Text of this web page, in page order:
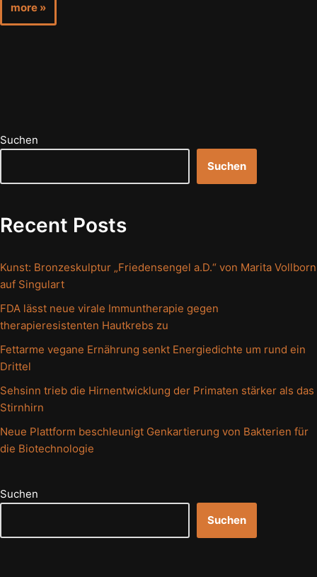
more »
Suchen
Suchen
Recent Posts
Kunst: Bronzeskulptur „Friedensengel a.D.“ von Marita Vollborn
auf Singulart
FDA lässt neue virale Immuntherapie gegen
therapieresistenten Hautkrebs zu
Fettarme vegane Ernährung senkt Energiedichte um rund ein
Drittel
Sehsinn trieb die Hirnentwicklung der Primaten stärker als das
Stirnhirn
Neue Plattform beschleunigt Genkartierung von Bakterien für
die Biotechnologie
Suchen
Suchen